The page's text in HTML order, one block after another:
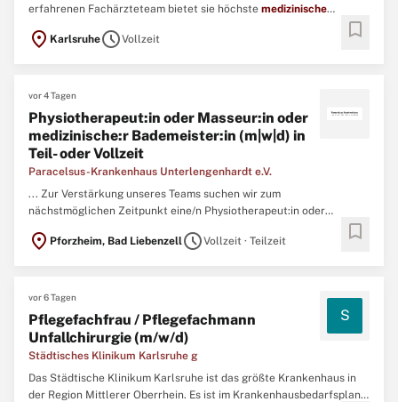
erfahrenen Fachärzteteam bietet sie höchste medizinische
Lebensqualität der Patienten. Original Stellenanzeige auf
location_on KarlsruhescheduleVollzeit bookmark
vor 4 Tagen
Physiotherapeut:in oder Masseur:in oder
medizinische:r Bademeister:in (m|w|d) in
Teil- oder Vollzeit
Paracelsus-Krankenhaus Unterlengenhardt e.V.
... Zur Verstärkung unseres Teams suchen wir zum
nächstmöglichen Zeitpunkt eine/n Physiotherapeut:in oder
Bademeister:in (m/w/d) in Teil- oder
Vollzeit Aufgaben Physiotherapeutische Behandlung in der
location_on Pforzheim, Bad LiebenzellscheduleVollzeit · Teilzeit bookmark
vor 6 Tagen
Pflegefachfrau / Pflegefachmann
Unfallchirurgie (m/w/d)
Städtisches Klinikum Karlsruhe g
S
Das Städtische Klinikum Karlsruhe ist das größte Krankenhaus in
der Region Mittlerer Oberrhein. Es ist im Krankenhausbedarfsplan